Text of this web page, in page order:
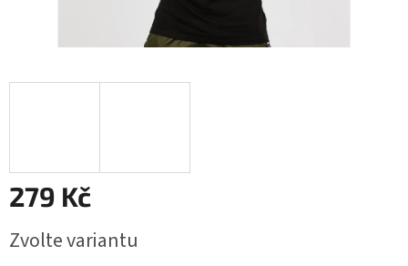
279 Kč
cena:
Zvolte variantu